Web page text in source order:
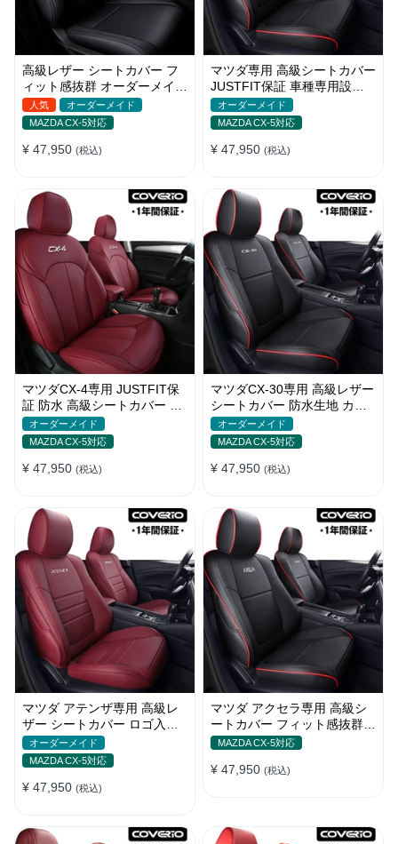
高級レザー シートカバー フ
ィット感抜群 オーダーメイド
6色 通気防水 耐久性 全席セ
ット
人気
オーダーメイド
MAZDA CX-5対応
¥ 47,950 (税込)
マツダ専用 高級シートカバー
JUSTFIT保証 車種専用設計
防水レザー おしゃれ 全席セ
ット
オーダーメイド
MAZDA CX-5対応
¥ 47,950 (税込)
マツダCX-4専用 JUSTFIT保
証 防水 高級シートカバー カ
スタムロゴ 全席セット おす
すめ
オーダーメイド
MAZDA CX-5対応
¥ 47,950 (税込)
マツダCX-30専用 高級レザー
シートカバー 防水生地 カス
タムロゴ おしゃれ 全席セッ
ト
オーダーメイド
MAZDA CX-5対応
¥ 47,950 (税込)
マツダ アテンザ専用 高級レ
ザー シートカバー ロゴ入り
4色 防水 スポーツ感 全席セ
ット
オーダーメイド
MAZDA CX-5対応
¥ 47,950 (税込)
マツダ アクセラ専用 高級シ
ートカバー フィット感抜群
防水 カスタムロゴ 全席セッ
MAZDA CX-5対応
¥ 47,950 (税込)